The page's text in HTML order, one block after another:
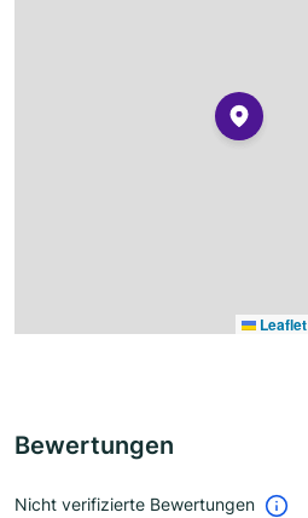
Leaflet
Bewertungen
Nicht verifizierte Bewertungen